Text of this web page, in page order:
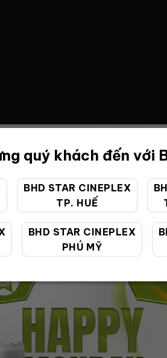
quý khách đến với
BHD STAR CINEPLEX
TP. HUẾ
BHD STAR CINEPLEX
PHÚ MỸ
ƯU ĐÃI ĐẶC BIỆT